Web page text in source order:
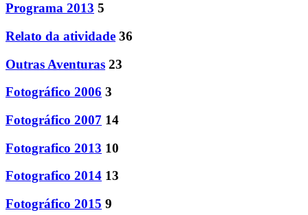
Programa 2013 5
Relato da atividade 36
Outras Aventuras 23
Fotográfico 2006 3
Fotográfico 2007 14
Fotografico 2013 10
Fotografico 2014 13
Fotográfico 2015 9